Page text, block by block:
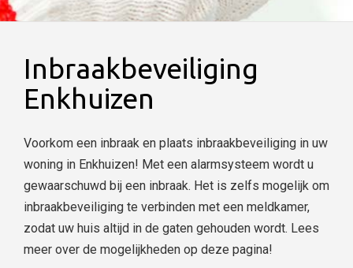
Inbraakbeveiliging
Enkhuizen
Voorkom een inbraak en plaats inbraakbeveiliging in uw
woning in Enkhuizen! Met een alarmsysteem wordt u
gewaarschuwd bij een inbraak. Het is zelfs mogelijk om
inbraakbeveiliging te verbinden met een meldkamer,
zodat uw huis altijd in de gaten gehouden wordt. Lees
meer over de mogelijkheden op deze pagina!